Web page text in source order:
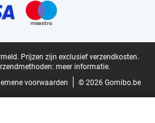
Prijzen zijn exclusief verzendkosten.
meer informatie.
voorwaarden © 2026 Gomibo.be